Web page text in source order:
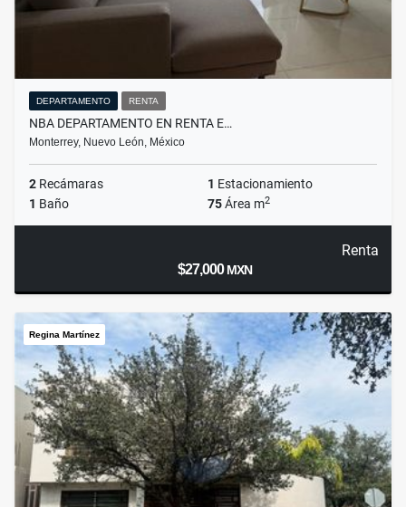
DEPARTAMENTO RENTA
NBA DEPARTAMENTO EN RENTA E…
Monterrey, Nuevo León, México
2 Recámaras 1 Estacionamiento
1 Baño 75Área m2
Renta
$27,000MXN
Regina Martínez